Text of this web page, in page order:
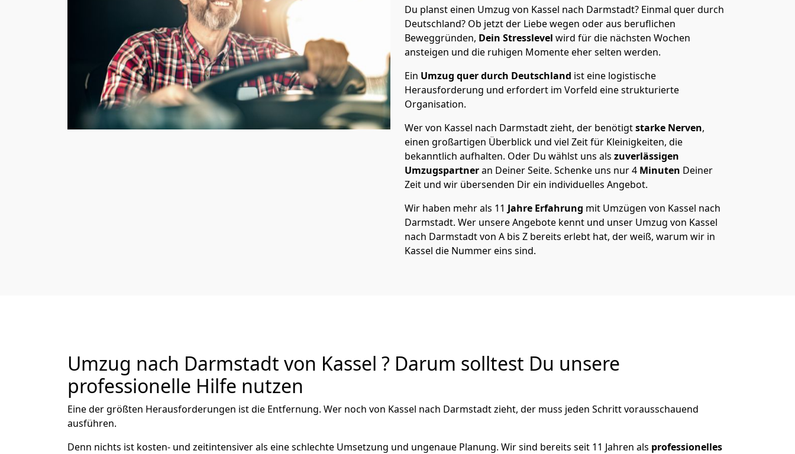
Du planst einen Umzug von Kassel nach Darmstadt? Einmal quer durch
Deutschland? Ob jetzt der Liebe wegen oder aus beruflichen
Beweggründen, Dein Stresslevel wird für die nächsten Wochen
ansteigen und die ruhigen Momente eher selten werden.
Ein Umzug quer durch Deutschland ist eine logistische
Herausforderung und erfordert im Vorfeld eine strukturierte
Organisation.
Wer von Kassel nach Darmstadt zieht, der benötigtstarke Nerven,
einen großartigen Überblick und viel Zeit für Kleinigkeiten, die
bekanntlich aufhalten. Oder Du wählst uns als zuverlässigen
Umzugspartneran Deiner Seite. Schenke uns nur4 Minuten Deiner
Zeit und wir übersenden Dir ein individuelles Angebot.
Wir haben mehr als 11 Jahre Erfahrung mit Umzügen von Kassel nach
Darmstadt. Wer unsere Angebote kennt und unser Umzug von Kassel
nach Darmstadt von A bis Z bereits erlebt hat, der weiß, warum wir in
Kassel die Nummer eins sind.
Umzug nach Darmstadt von Kassel ? Darum solltest Du unsere
professionelle Hilfe nutzen
Eine der größten Herausforderungen ist die Entfernung. Wer noch von Kassel nach Darmstadt zieht, der muss jeden Schritt vorausschauend
ausführen.
Denn nichts ist kosten- und zeitintensiver als eine schlechte Umsetzung und ungenaue Planung. Wir sind bereits seit 11 Jahren als professionelles